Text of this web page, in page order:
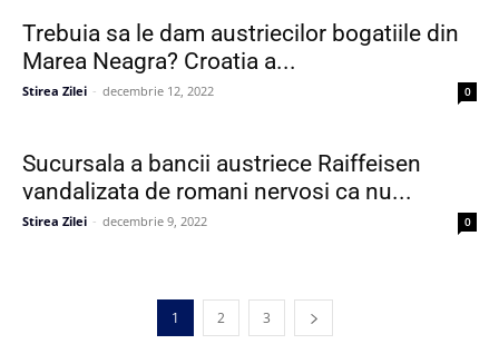
Trebuia sa le dam austriecilor bogatiile din
Marea Neagra? Croatia a...
Stirea Zilei - decembrie 12, 2022 0
Sucursala a bancii austriece Raiffeisen
vandalizata de romani nervosi ca nu...
Stirea Zilei - decembrie 9, 2022 0
1 2 3